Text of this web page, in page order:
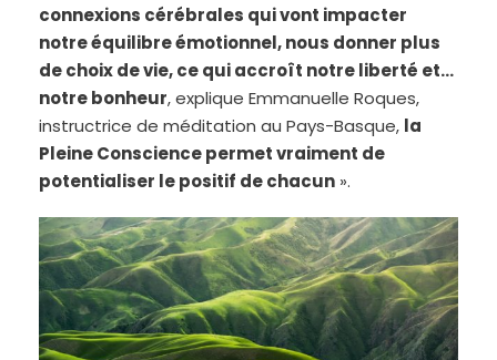
connexions cérébrales qui vont impacter
notre équilibre émotionnel, nous donner plus
de choix de vie, ce qui accroît notre liberté et…
notre bonheur, explique Emmanuelle Roques,
instructrice de méditation au Pays-Basque, la
Pleine Conscience permet vraiment de
potentialiser le positif de chacun ».